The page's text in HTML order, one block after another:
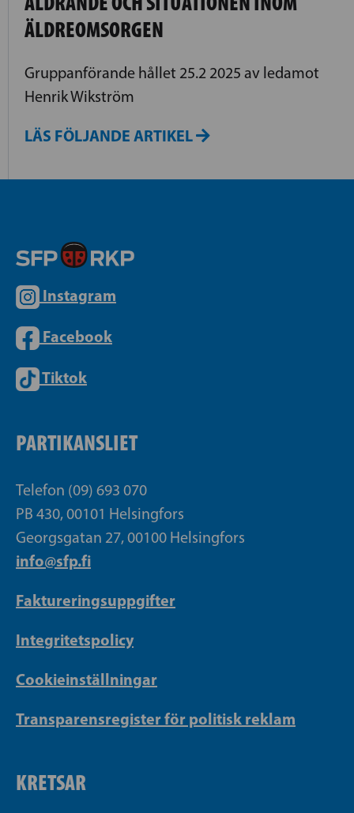
ÄLDREOMSORGEN
Gruppanförande hållet 25.2 2025 av ledamot
Henrik Wikström
LÄS FÖLJANDE ARTIKEL
Instagram
Facebook
Tiktok
PARTIKANSLIET
Telefon (09) 693 070
PB 430, 00101 Helsingfors
Georgsgatan 27, 00100 Helsingfors
info@sfp.fi
Faktureringsuppgifter
Integritetspolicy
Cookieinställningar
Transparensregister för politisk reklam
KRETSAR